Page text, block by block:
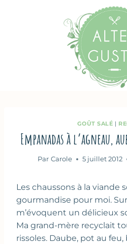
GOÛT SALÉ |
Empanadas à l’agneau,
Par Carole 5 juillet 2012
Les chaussons à la viande
gourmandise pour moi.
m’évoquent un délicieux
Ma grand-mère recyclait
rissoles. Daube, pot au